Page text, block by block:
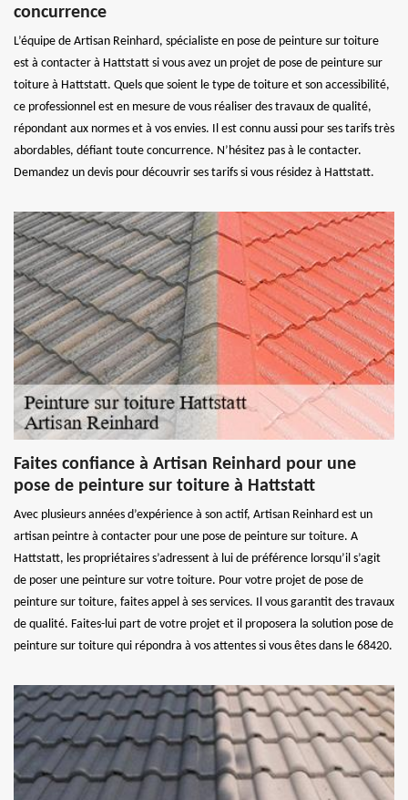
concurrence
L’équipe de Artisan Reinhard, spécialiste en pose de peinture sur toiture
est à contacter à Hattstatt si vous avez un projet de pose de peinture sur
toiture à Hattstatt. Quels que soient le type de toiture et son accessibilité,
ce professionnel est en mesure de vous réaliser des travaux de qualité,
répondant aux normes et à vos envies. Il est connu aussi pour ses tarifs très
abordables, défiant toute concurrence. N’hésitez pas à le contacter.
Demandez un devis pour découvrir ses tarifs si vous résidez à Hattstatt.
Faites confiance à Artisan Reinhard pour une
pose de peinture sur toiture à Hattstatt
Avec plusieurs années d’expérience à son actif, Artisan Reinhard est un
artisan peintre à contacter pour une pose de peinture sur toiture. A
Hattstatt, les propriétaires s’adressent à lui de préférence lorsqu’il s’agit
de poser une peinture sur votre toiture. Pour votre projet de pose de
peinture sur toiture, faites appel à ses services. Il vous garantit des travaux
de qualité. Faites-lui part de votre projet et il proposera la solution pose de
peinture sur toiture qui répondra à vos attentes si vous êtes dans le 68420.